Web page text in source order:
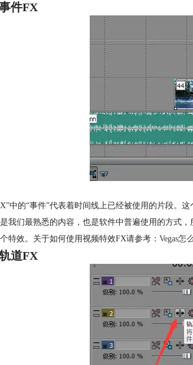
件FX
中的“事件”代表着时间线上已经被使用的片段。
我们最熟悉的内容，也是软件中普遍使用的方式
特效。关于如何使用视频特效FX请参考： Vegas怎
道FX